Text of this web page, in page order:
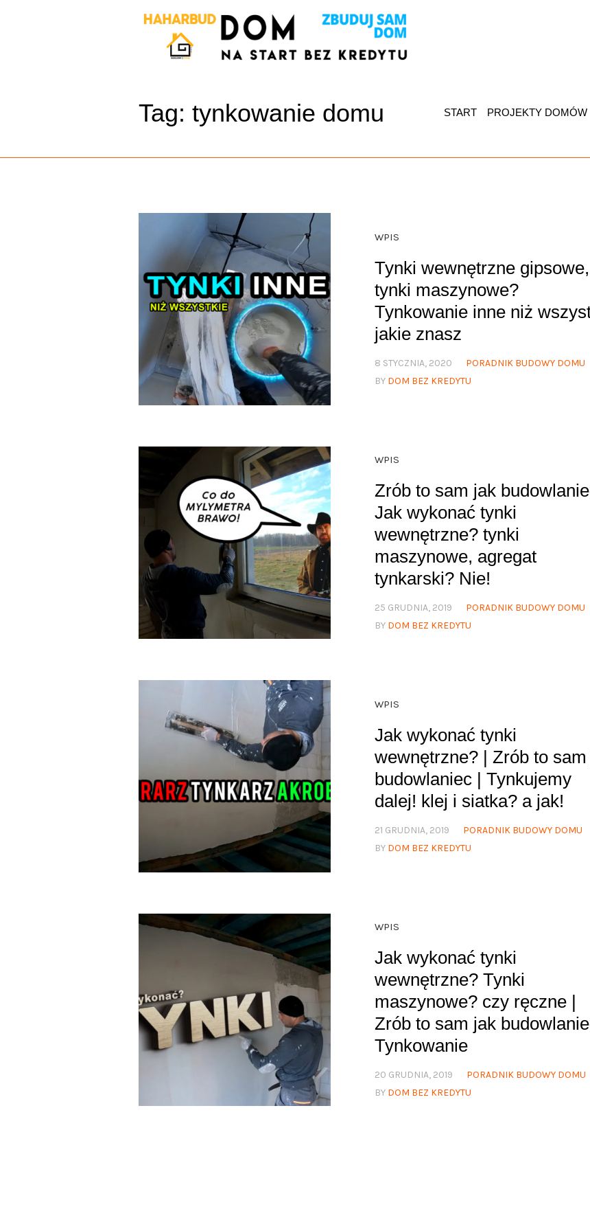
START PROJEKTY DOMÓW
Tag: tynkowanie domu
WPIS
Tynki wewnętrzne gipsowe,
tynki maszynowe?
Tynkowanie inne niż
jakie znasz
8 STYCZNIA, 2020
PORADNIK BUDOWY DOMU
BY DOM BEZ KREDYTU
WPIS
Zrób to sam jak
Jak wykonać tynki
wewnętrzne? tynki
maszynowe, agregat
tynkarski? Nie!
25 GRUDNIA, 2019
PORADNIK BUDOWY DOMU
BY DOM BEZ KREDYTU
WPIS
Jak wykonać tynki
wewnętrzne? | Zrób to
budowlaniec | Tynkujemy
dalej! klej i siatka? a jak!
21 GRUDNIA, 2019
PORADNIK BUDOWY DOMU
BY DOM BEZ KREDYTU
WPIS
Jak wykonać tynki
wewnętrzne? Tynki
maszynowe? czy ręczne |
Zrób to sam jak
Tynkowanie
20 GRUDNIA, 2019
PORADNIK BUDOWY DOMU
BY DOM BEZ KREDYTU